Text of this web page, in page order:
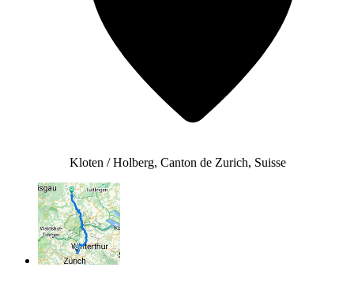
Kloten / Holberg, Canton de Zurich, Suisse